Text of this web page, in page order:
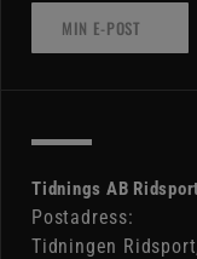
Tidnings AB
Postadress:
Tidningen